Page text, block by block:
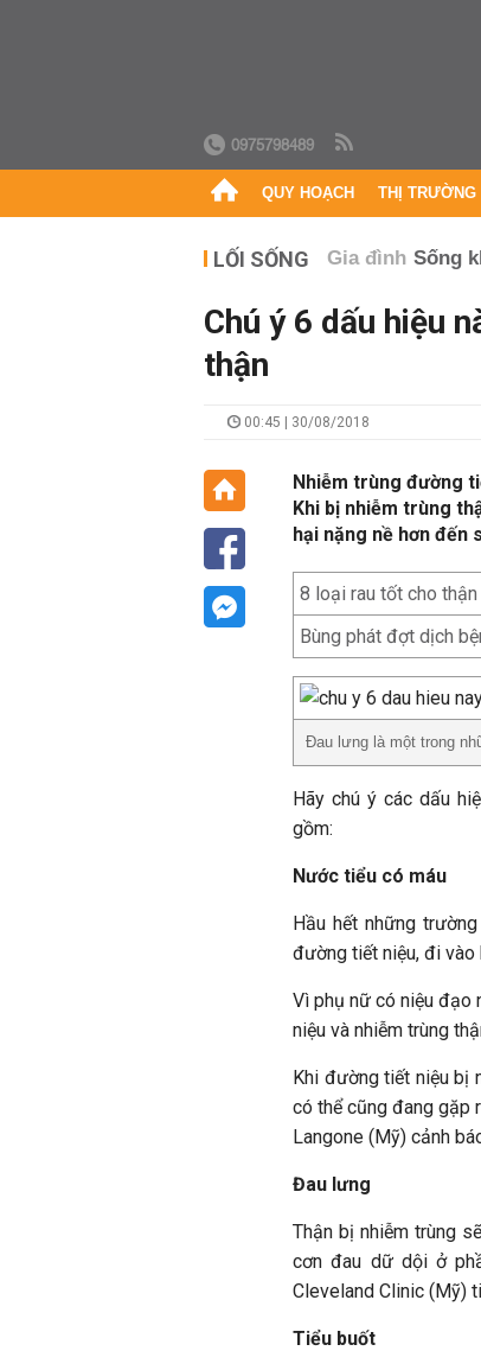
0975798489
QUY HOẠCH THỊ TRƯỜNG
LỐI SỐNG Gia đình Sống
Chú ý 6 dấu hiệu
thận
00:45 | 30/08/2018
Nhiễm trùng đường
Khi bị nhiễm trùng
hại nặng nề hơn đến
8 loại rau tốt cho thận
Bùng phát đợt dịch
Đau lưng là một trong
Hãy chú ý các dấu
gồm:
Nước tiểu có máu
Hầu hết những
đường tiết niệu, đi vào
Vì phụ nữ có niệu đạo
niệu và nhiễm trùng
Khi đường tiết niệu bị
có thể cũng đang gặp
Langone (Mỹ) cảnh
Đau lưng
Thận bị nhiễm trùng
cơn đau dữ dội ở
Cleveland Clinic (Mỹ)
Tiểu buốt